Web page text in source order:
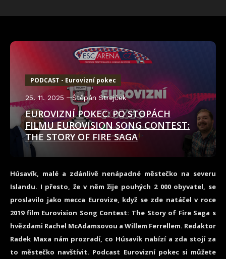
PODCAST - Eurovizní pokec
25. 11. 2025 Štěpán Strejček
EUROVIZNÍ POKEC: PO STOPÁCH
FILMU EUROVISION SONG CONTEST:
THE STORY OF FIRE SAGA
Húsavík, malé a zdánlivě nenápadné městečko na severu
Islandu. I přesto, že v něm žije pouhých 2 000 obyvatel, se
proslavilo jako mecca Eurovize, když se zde natáčel v roce
2019 film Eurovision Song Contest: The Story of Fire Saga s
hvězdami Rachel McAdamsovou a Willem Ferrellem. Redaktor
Radek Maxa nám prozradí, co Húsavík nabízí a zda stojí za
to městečko navštívit. Podcast Eurovizní pokec si můžete